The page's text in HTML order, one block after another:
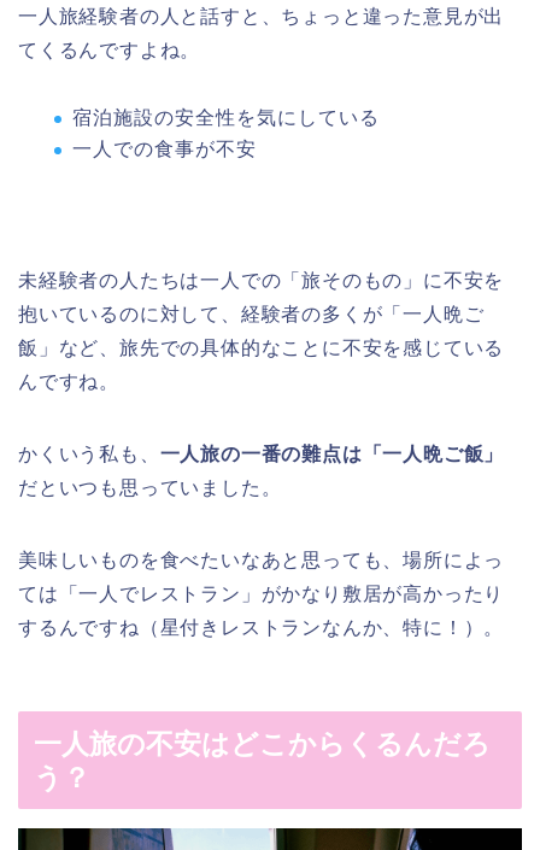
一人旅経験者の人と話すと、ちょっと違った意見が出
てくるんですよね。
宿泊施設の安全性を気にしている
一人での食事が不安
未経験者の人たちは一人での「旅そのもの」に不安を
抱いているのに対して、経験者の多くが「一人晩ご
飯」など、旅先での具体的なことに不安を感じている
んですね。
かくいう私も、 一人旅の一番の難点は「一人晩ご飯」
だといつも思っていました。
美味しいものを食べたいなあと思っても、場所によっ
ては「一人でレストラン」がかなり敷居が高かったり
するんですね（星付きレストランなんか、特に！）。
一人旅の不安はどこからくるんだろ
う？